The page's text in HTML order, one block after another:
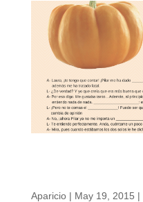
Aparicio| May 19, 2015 |